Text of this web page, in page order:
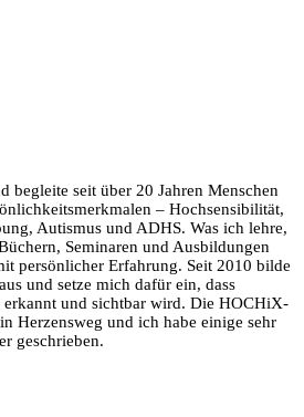
begleite seit über 20 Jahren Menschen
– Hochsensibilität,
Autismus und ADHS. Was ich lehre,
Seminaren und Ausbildungen
persönlicher Erfahrung. Seit 2010 bilde
und setze mich dafür ein, dass
erkannt und sichtbar wird. Die HOCHiX-
Herzensweg und ich habe einige sehr
geschrieben.